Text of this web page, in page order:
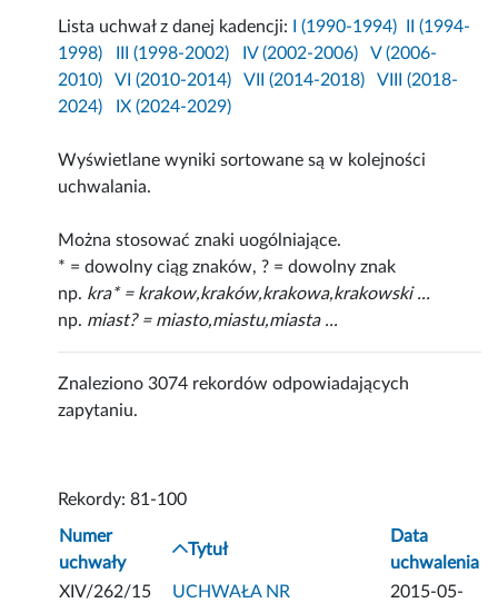
Lista uchwał z danej kadencji: I (1990-1994)
II (1994-
1998)
III (1998-2002) IV (2002-2006)
V (2006-
2010)
VI (2010-2014) VII (2014-2018)
VIII (2018-
2024)
IX (2024-2029)
Wyświetlane wyniki sortowane są w kolejności
uchwalania.
Można stosować znaki uogólniające.
* = dowolny ciąg znaków, ? = dowolny znak
np. kra* = krakow,kraków,krakowa,krakowski ...
np. miast? = miasto,miastu,miasta ...
Znaleziono 3074 rekordów odpowiadających
zapytaniu.
Rekordy: 81-100
Numer
uchwały
Tytuł
Data
uchwalenia
XIV/262/15
UCHWAŁA NR
2015-05-